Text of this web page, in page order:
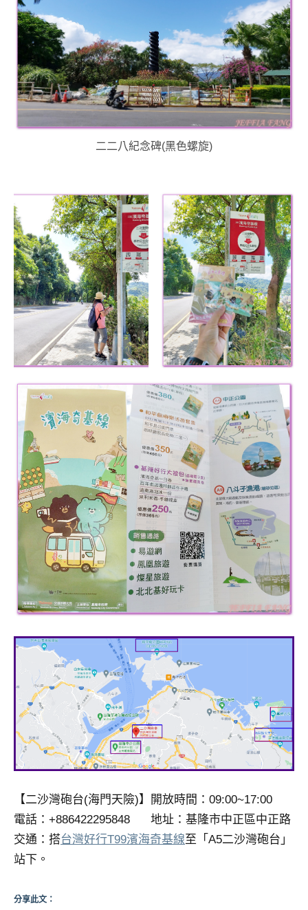
二二八紀念碑(黑色螺旋)
【二沙灣砲台(海門天險)】開放時間：09:00~17:00
電話：+886422295848 地址：基隆市中正區中正路
交通：搭台灣好行T99濱海奇基線至「A5二沙灣砲台」
站下。
分享此文：